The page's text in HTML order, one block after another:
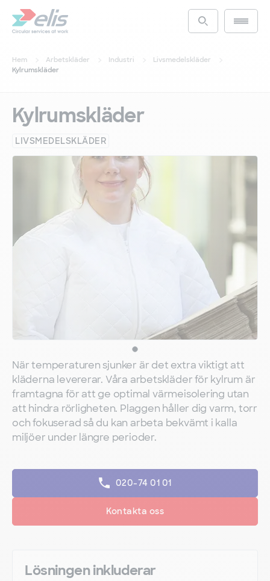
huvudinnehållAccess the
Main
Hem Arbetskläder Industri
Livsmedelskläder
Kylrumskläder
Lösningen inkluderar
Kylrumskläder
LIVSMEDELSKLÄDER
När temperaturen sjunker är det extra viktigt att
kläderna levererar. Våra arbetskläder för kylrum är
framtagna för att ge optimal värmeisolering utan
att hindra rörligheten. Plaggen håller dig varm, torr
och fokuserad så du kan arbeta bekvämt i kalla
miljöer under längre perioder.
020-74 01 01
Kontakta oss